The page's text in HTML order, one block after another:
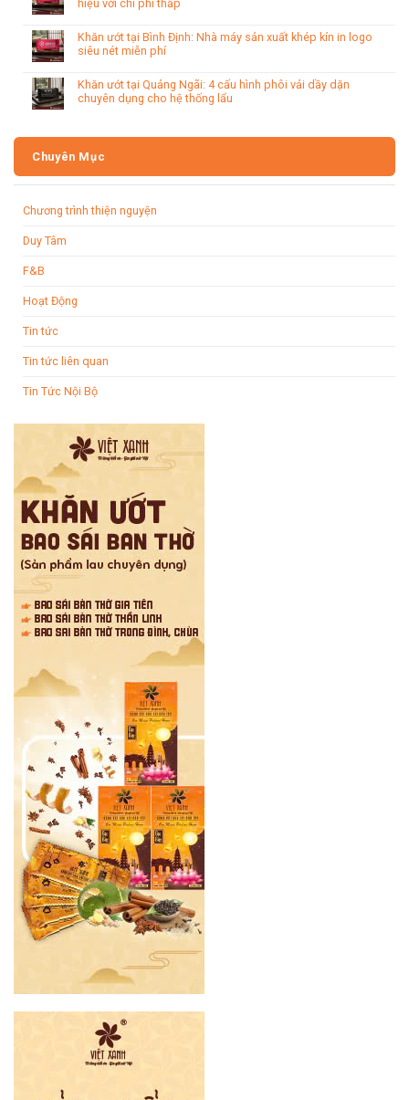
hiệu với chi phí thấp
Khăn ướt tại Bình Định: Nhà máy sản xuất khép kín in logo
siêu nét miễn phí
Khăn ướt tại Quảng Ngãi: 4 cấu hình phôi vải dầy dặn
chuyên dụng cho hệ thống lẩu
Chuyên Mục
Chương trình thiện nguyện
Duy Tâm
F&B
Hoạt Động
Tin tức
Tin tức liên quan
Tin Tức Nội Bộ